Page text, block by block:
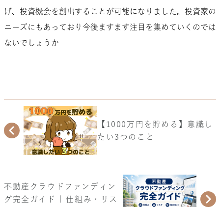
げ、投資機会を創出することが可能になりました。投資家の
ニーズにもあっており今後ますます注目を集めていくのでは
ないでしょうか
【1000万円を貯める】意識し
たい3つのこと
不動産クラウドファンディン
グ完全ガイド | 仕組み・リス